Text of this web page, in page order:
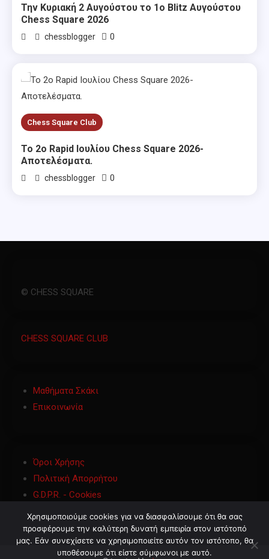
Την Κυριακή 2 Αυγούστου το 1ο Blitz Αυγούστου
Chess Square 2026
chessblogger 0
Chess Square Club
Το 2ο Rapid Ιουλίου Chess Square 2026-
Αποτελέσματα.
chessblogger 0
© CHESS SQUARE
CHESS SQUARE CLUB
Μαθήματα Σκάκι
Επικοινωνία
Όροι Χρήσης
Πολιτική Απορρήτου
G.D.P.R. - Cookies
Χρησιμοποιούμε cookies για να διασφαλίσουμε ότι θα σας
προσφέρουμε την καλύτερη δυνατή εμπειρία στον ιστότοπό
μας. Εάν συνεχίσετε να χρησιμοποιείτε αυτόν τον ιστότοπο, θα
υποθέσουμε ότι είστε σύμφωνοι με αυτό.